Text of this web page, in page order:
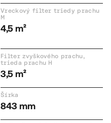
Vreckový filter triedy prachu
M
4,5 m²
Filter zvyškového prachu,
trieda prachu H
3,5 m²
Šírka
843 mm